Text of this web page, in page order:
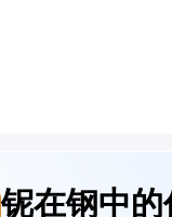
铌在钢中的